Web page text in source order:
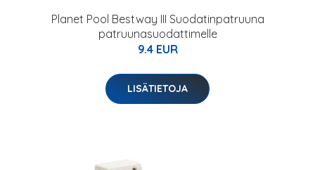
Planet Pool Bestway III Suodatinpatruuna
patruunasuodattimelle
9.4 EUR
LISÄTIETOJA